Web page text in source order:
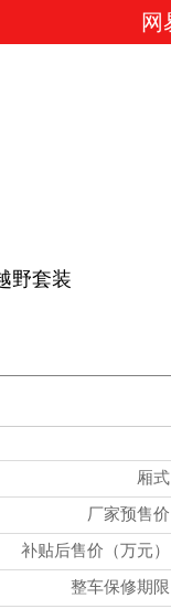
网
野套装
厢式
厂家预售价
补贴后售价（万元）
整车保修期限